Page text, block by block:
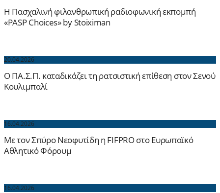
H Πασχαλινή φιλανθρωπική ραδιοφωνική εκπομπή
«PASP Choices» by Stoiximan
20.04.2026
Ο ΠΑ.Σ.Π. καταδικάζει τη ρατσιστική επίθεση στον Σενού
Κουλιμπαλί
16.04.2026
Με τον Σπύρο Νεοφυτίδη η FIFPRO στο Ευρωπαϊκό
Αθλητικό Φόρουμ
16.04.2026